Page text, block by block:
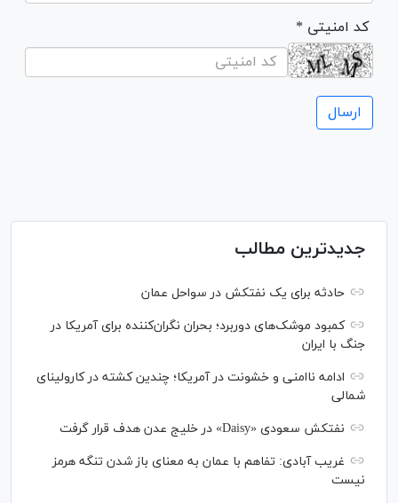
* کد امنیتی
جدیدترین مطالب
حادثه برای یک نفتکش در سواحل عمان
کمبود موشک‌های دوربرد؛ بحران نگران‌کننده برای آمریکا در
جنگ با ایران
ادامه ناامنی و خشونت در آمریکا؛ چندین کشته در کارولینای
شمالی
نفتکش سعودی «Daisy» در خلیج عدن هدف قرار گرفت
غریب آبادی: تفاهم با عمان به معنای باز شدن تنگه هرمز
نیست